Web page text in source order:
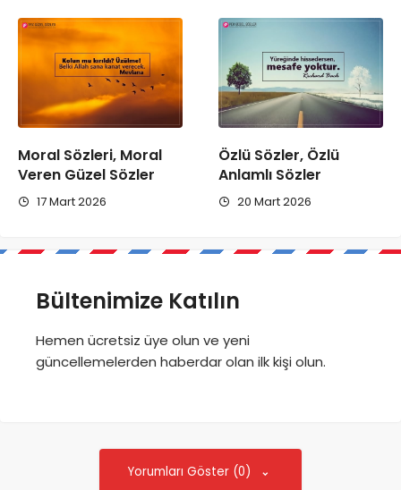
Moral Sözleri, Moral
Veren Güzel Sözler
17 Mart 2026
Özlü Sözler, Özlü
Anlamlı Sözler
20 Mart 2026
Bültenimize Katılın
Hemen ücretsiz üye olun ve yeni
güncellemelerden haberdar olan ilk kişi olun.
Yorumları Göster (0)